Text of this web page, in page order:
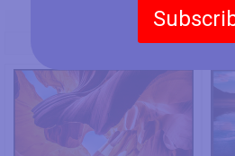
Codice
Xiaomi Mi TV E43A